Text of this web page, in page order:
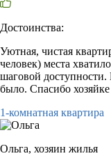
Достоинства:
Уютная, чистая
человек) места
шаговой
было. Спасибо
1-комнатная квартира
Ольга, хозяин жилья